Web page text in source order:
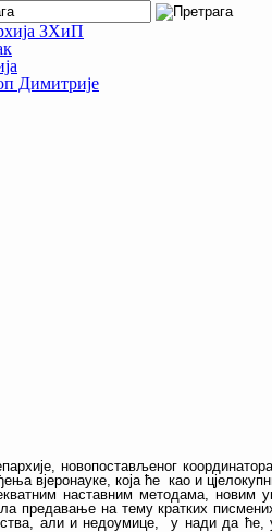
Димитрије
новопостављеног
која ће као и
наставним методама,
предавање на тему кратких
али и недоумице, у нади да ће,